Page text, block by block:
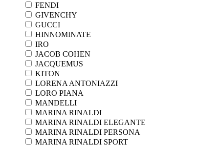
FENDI
GIVENCHY
GUCCI
HINNOMINATE
IRO
JACOB COHEN
JACQUEMUS
KITON
LORENA ANTONIAZZI
LORO PIANA
MANDELLI
MARINA RINALDI
MARINA RINALDI ELEGANTE
MARINA RINALDI PERSONA
MARINA RINALDI SPORT